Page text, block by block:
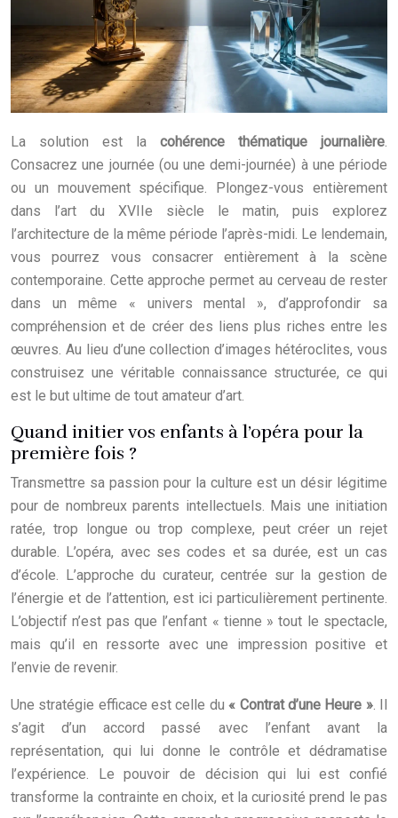
La solution est la cohérence thématique journalière.
Consacrez une journée (ou une demi-journée) à une période
ou un mouvement spécifique. Plongez-vous entièrement
dans l’art du XVIIe siècle le matin, puis explorez
l’architecture de la même période l’après-midi. Le lendemain,
vous pourrez vous consacrer entièrement à la scène
contemporaine. Cette approche permet au cerveau de rester
dans un même « univers mental », d’approfondir sa
compréhension et de créer des liens plus riches entre les
œuvres. Au lieu d’une collection d’images hétéroclites, vous
construisez une véritable connaissance structurée, ce qui
est le but ultime de tout amateur d’art.
Quand initier vos enfants à l’opéra pour la
première fois ?
Transmettre sa passion pour la culture est un désir légitime
pour de nombreux parents intellectuels. Mais une initiation
ratée, trop longue ou trop complexe, peut créer un rejet
durable. L’opéra, avec ses codes et sa durée, est un cas
d’école. L’approche du curateur, centrée sur la gestion de
l’énergie et de l’attention, est ici particulièrement pertinente.
L’objectif n’est pas que l’enfant « tienne » tout le spectacle,
mais qu’il en ressorte avec une impression positive et
l’envie de revenir.
Une stratégie efficace est celle du« Contrat d’une Heure ». Il
s’agit d’un accord passé avec l’enfant avant la
représentation, qui lui donne le contrôle et dédramatise
l’expérience. Le pouvoir de décision qui lui est confié
transforme la contrainte en choix, et la curiosité prend le pas